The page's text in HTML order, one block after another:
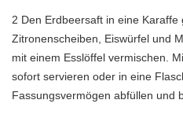
2 Den Erdbeersaft in eine Karaffe
Zitronenscheiben, Eiswürfel und
mit einem Esslöffel vermischen.
sofort servieren oder in eine
Fassungsvermögen abfüllen und